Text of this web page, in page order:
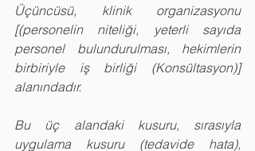
Üçüncüsü, klinik organizasyonu
[(personelin niteliği, yeterli sayıda
personel bulundurulması, hekimlerin
birbiriyle iş birliği (Konsültasyon)]
alanındadır.
Bu üç alandaki kusuru, sırasıyla
uygulama kusuru (tedavide hata),